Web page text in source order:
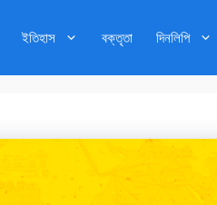
ইতিহাস বক্তৃতা দিনলিপি